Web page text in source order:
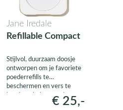
Jane Iredale
Refillable Compact
Stijlvol, duurzaam doosje
ontworpen om je favoriete
poederrefills te
beschermen en vers te
houden, thuis en onderweg.
€ 25,-